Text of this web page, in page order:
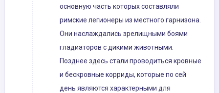
основную часть которых составляли
римские легионеры из местного гарнизона.
Они наслаждались зрелищными боями
гладиаторов с дикими животными.
Позднее здесь стали проводиться кровные
и бескровные корриды, которые по сей
день являются характерными для